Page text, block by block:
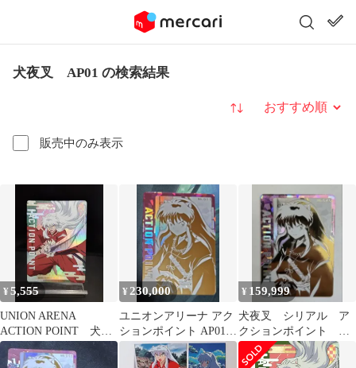
犬夜叉 AP01 の検索結果
販売中のみ表示
並び替え
¥5,555
UNION ARENA
ACTION POINT 犬夜
叉 UA50BT/IYS-1-
AP01
¥ 230,000
ユニオンアリーナ アク
ションポイント AP01★
犬夜叉
¥ 159,999
犬夜叉 シリアル ア
クションポイント AP
ユニオンアリーナ ユ
ニアリ 40番